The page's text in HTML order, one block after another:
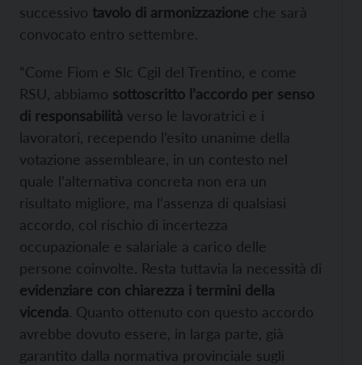
successivo tavolo di armonizzazione che sarà
convocato entro settembre.
“Come Fiom e Slc Cgil del Trentino, e come
RSU, abbiamo sottoscritto l’accordo per senso
di responsabilità verso le lavoratrici e i
lavoratori, recependo l’esito unanime della
votazione assembleare, in un contesto nel
quale l’alternativa concreta non era un
risultato migliore, ma l’assenza di qualsiasi
accordo, col rischio di incertezza
occupazionale e salariale a carico delle
persone coinvolte. Resta tuttavia la necessità di
evidenziare con chiarezza i termini della
vicenda. Quanto ottenuto con questo accordo
avrebbe dovuto essere, in larga parte, già
garantito dalla normativa provinciale sugli